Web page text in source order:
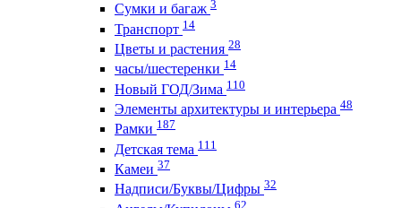
Сумки и багаж 3
Транспорт 14
Цветы и растения 28
часы/шестеренки 14
Новый ГОД/Зима 110
Элементы архитектуры и интерьера 48
Рамки 187
Детская тема 111
Камеи 37
Надписи/Буквы/Цифры 32
62